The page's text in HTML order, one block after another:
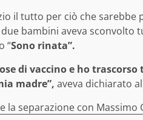
il tutto per ciò che sarebbe
bambini aveva sconvolto
“Sono rinata”.
di vaccino e ho
madre”, aveva dichiarato
la separazione con